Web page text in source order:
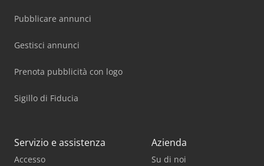
Pubblicare annunci
Gestisci annunci
Prenota pubblicità con logo
Sigillo di Fiducia
Servizio e assistenza
Accesso
Azienda
Su di noi